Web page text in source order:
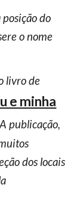
do
o nome
livro de
e minha
A publicação,
dos locais